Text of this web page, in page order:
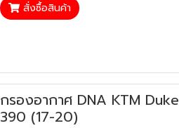
สั่งซื้อสินค้า
กรองอากาศ DNA KTM Duke
390 (17-20)